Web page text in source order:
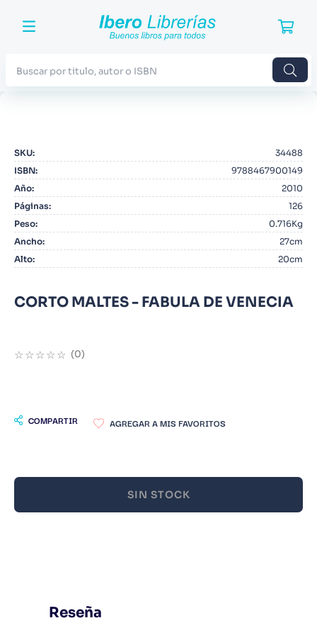
SKU:
34488
ISBN:
9788467900149
Año:
2010
Páginas:
126
Peso:
0.716Kg
Ancho:
27cm
Alto: 20cm
CORTO MALTES - FABULA DE VENECIA
☆☆☆☆☆ (0)
COMPARTIR
SIN STOCK
Reseña
2. Blue Lock
3.
4. Odisea
5. Manga
6.
8.
Noches Blancas
10. Warhammer